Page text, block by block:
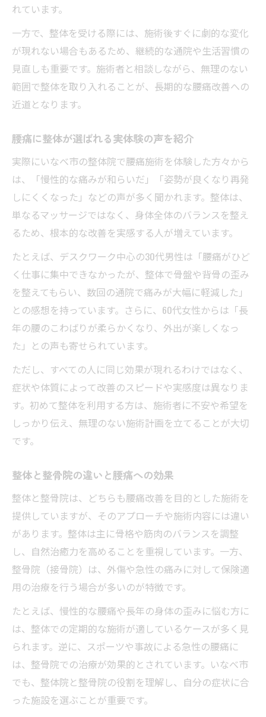
腰痛整体の費用対効果を比較する方法
施術内容別の整体費用の傾向を解説
慢性的な腰痛に整体がもたらす効果と特徴
腰痛改善で実感する整体施術の特徴
整体で期待できる慢性腰痛の変化
慢性腰痛と整体の相性や注意点を解説
整体体験者が語る腰痛改善の実感例
整体による腰痛対策なら安心の選択肢を解説
整体で安心して腰痛改善を目指す理由
痛みが少ない整体施術の選び方ガイド
整体の安全性と腰痛対策への信頼性
整体で注意したい言動やマナーとは
整体施術前後の不安を解消するコツ
れています。
一方で、整体を受ける際には、施術後すぐに劇的な変化
が現れない場合もあるため、継続的な通院や生活習慣の
見直しも重要です。施術者と相談しながら、無理のない
範囲で整体を取り入れることが、長期的な腰痛改善への
近道となります。
腰痛に整体が選ばれる実体験の声を紹介
実際にいなべ市の整体院で腰痛施術を体験した方々から
は、「慢性的な痛みが和らいだ」「姿勢が良くなり再発
しにくくなった」などの声が多く聞かれます。整体は、
単なるマッサージではなく、身体全体のバランスを整え
るため、根本的な改善を実感する人が増えています。
たとえば、デスクワーク中心の30代男性は「腰痛がひど
く仕事に集中できなかったが、整体で骨盤や背骨の歪み
を整えてもらい、数回の通院で痛みが大幅に軽減した」
との感想を持っています。さらに、60代女性からは「長
年の腰のこわばりが柔らかくなり、外出が楽しくなっ
た」との声も寄せられています。
ただし、すべての人に同じ効果が現れるわけではなく、
症状や体質によって改善のスピードや実感度は異なりま
す。初めて整体を利用する方は、施術者に不安や希望を
しっかり伝え、無理のない施術計画を立てることが大切
です。
整体と整骨院の違いと腰痛への効果
整体と整骨院は、どちらも腰痛改善を目的とした施術を
提供していますが、そのアプローチや施術内容には違い
があります。整体は主に骨格や筋肉のバランスを調整
し、自然治癒力を高めることを重視しています。一方、
整骨院（接骨院）は、外傷や急性の痛みに対して保険適
用の治療を行う場合が多いのが特徴です。
たとえば、慢性的な腰痛や長年の身体の歪みに悩む方に
は、整体での定期的な施術が適しているケースが多く見
られます。逆に、スポーツや事故による急性の腰痛に
は、整骨院での治療が効果的とされています。いなべ市
でも、整体院と整骨院の役割を理解し、自分の症状に合
った施設を選ぶことが重要です。